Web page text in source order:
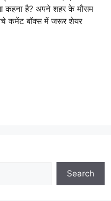
कहना है? अपने शहर के मौसम
कमेंट बॉक्स में जरूर शेयर
Search